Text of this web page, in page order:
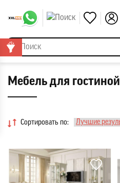
Мебель для гостиной
Сортировать по: